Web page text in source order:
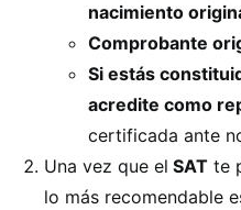
nacimiento
Comprobante
Si estás
acredite como
certificada ante
Una vez que el SAT te
lo más recomendable